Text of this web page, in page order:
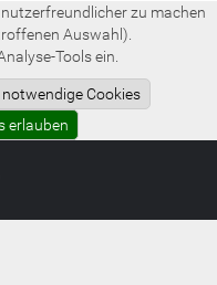
zu machen
Auswahl).
Tools ein.
Cookies
erlauben